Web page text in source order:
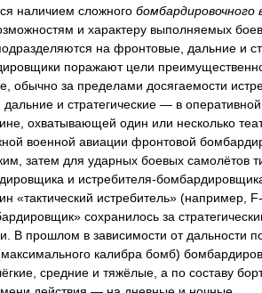
наличием сложного бомбардировочного
и характеру выполняемых
на фронтовые, дальние и
поражают цели
обычно за пределами досягаемости
и стратегические — в
охватывающей один или несколько
военной авиации фронтовой
затем для ударных боевых самолётов
и истребителя-
«тактический истребитель» (например,
сохранилось за
В прошлом в зависимости от дальности
калибра бомб)
средние и тяжёлые, а по составу